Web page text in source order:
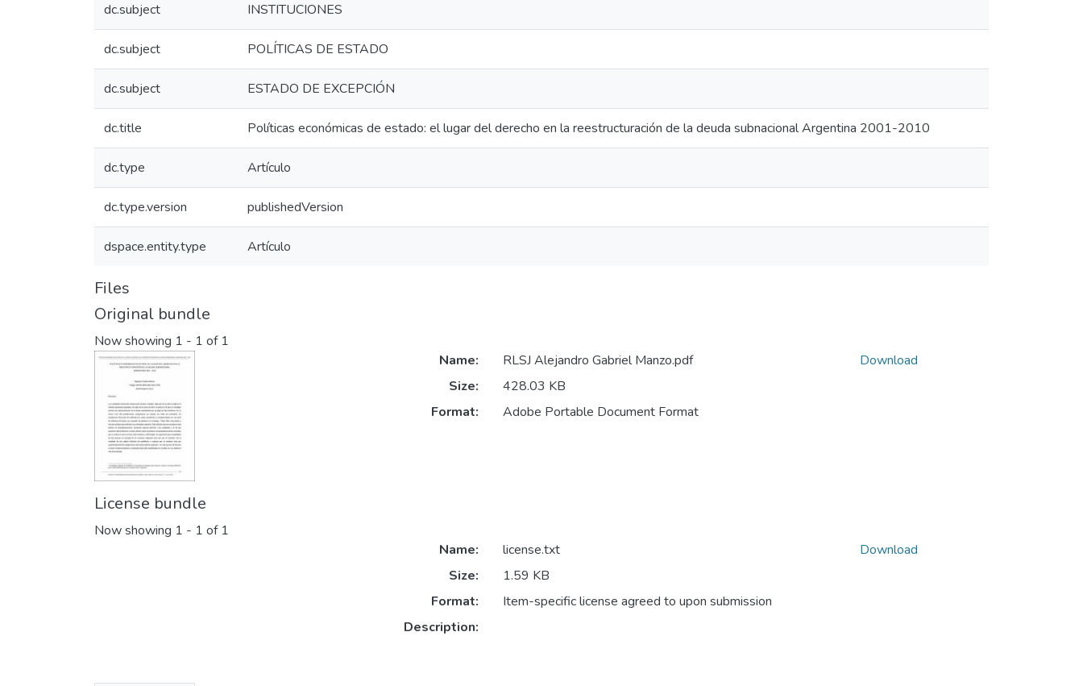
dc.subject INSTITUCIONES
dc.subject POLÍTICAS DE ESTADO
dc.subject ESTADO DE EXCEPCIÓN
dc.title Políticas económicas de estado: el lugar del derecho en la reestructuración de la deuda subnacional Argentina 2001-2010
dc.type Artículo
dc.type.version publishedVersion
dspace.entity.type Artículo
Files
Original bundle
Now showing 1 - 1 of 1
Name:
RLSJ Alejandro Gabriel Manzo.pdf
Size:
428.03 KB
Format:
Adobe Portable Document Format
Download
License bundle
Now showing 1 - 1 of 1
Name:
license.txt
Size:
1.59 KB
Format:
Item-specific license agreed to upon submission
Description:
Download